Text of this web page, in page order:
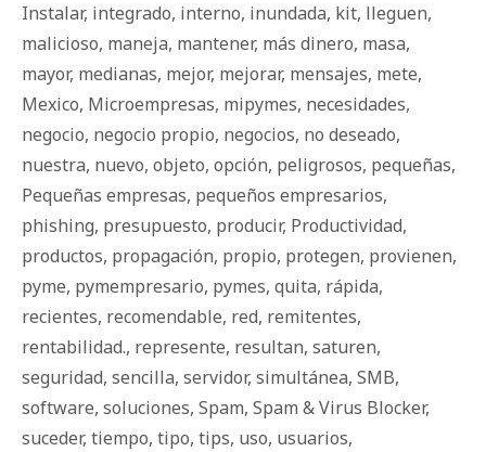
Instalar, integrado, interno, inundada, kit, lleguen,
malicioso, maneja, mantener, más dinero, masa,
mayor, medianas, mejor, mejorar, mensajes, mete,
Mexico, Microempresas, mipymes, necesidades,
negocio, negocio propio, negocios, no deseado,
nuestra, nuevo, objeto, opción, peligrosos, pequeñas,
Pequeñas empresas, pequeños empresarios,
phishing, presupuesto, producir, Productividad,
productos, propagación, propio, protegen, provienen,
pyme, pymempresario, pymes, quita, rápida,
recientes, recomendable, red, remitentes,
rentabilidad., represente, resultan, saturen,
seguridad, sencilla, servidor, simultánea, SMB,
software, soluciones, Spam, Spam & Virus Blocker,
suceder, tiempo, tipo, tips, uso, usuarios,